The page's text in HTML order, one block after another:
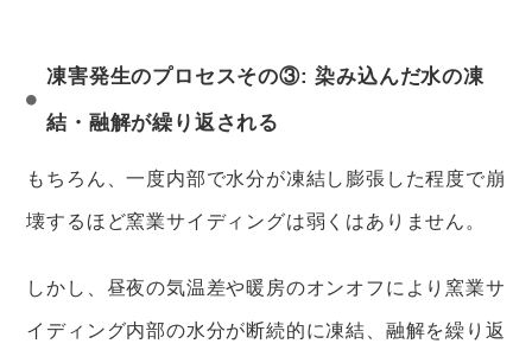
凍害発生のプロセスその③: 染み込んだ水の凍
結・融解が繰り返される
もちろん、一度内部で水分が凍結し膨張した程度で崩
壊するほど窯業サイディングは弱くはありません。
しかし、昼夜の気温差や暖房のオンオフにより窯業サ
イディング内部の水分が断続的に凍結、融解を繰り返